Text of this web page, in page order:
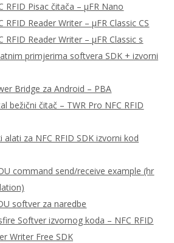
RFID Pisac čitača – μFR Nano
RFID Reader Writer – μFR Classic CS
RFID Reader Writer – μFR Classic s
primjerima softvera SDK + izvorni
Bridge za Android – PBA
bežični čitač – TWR Pro NFC RFID
alati za NFC RFID SDK izvorni kod
command send/receive example (hr
softver za naredbe
Softver izvornog koda – NFC RFID
Writer Free SDK